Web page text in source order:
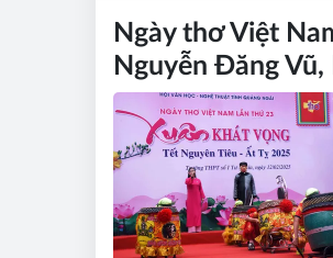
Ngày thơ Việt
Nguyễn Đăng